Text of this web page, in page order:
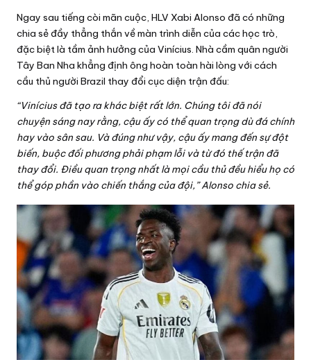
n
g
đ
á
m
ớ
i
n
h
ấ
t
Ngay sau tiếng còi mãn cuộc, HLV Xabi Alonso đã có những
chia sẻ đầy thẳng thắn về màn trình diễn của các học trò,
đặc biệt là tầm ảnh hưởng của Vinícius. Nhà cầm quân người
Tây Ban Nha khẳng định ông hoàn toàn hài lòng với cách
cầu thủ người Brazil thay đổi cục diện trận đấu:
“Vinícius đã tạo ra khác biệt rất lớn. Chúng tôi đã nói
chuyện sáng nay rằng, cậu ấy có thể quan trọng dù đá chính
hay vào sân sau. Và đúng như vậy, cậu ấy mang đến sự đột
biến, buộc đối phương phải phạm lỗi và từ đó thế trận đã
thay đổi. Điều quan trọng nhất là mọi cầu thủ đều hiểu họ có
thể góp phần vào chiến thắng của đội,” Alonso chia sẻ.